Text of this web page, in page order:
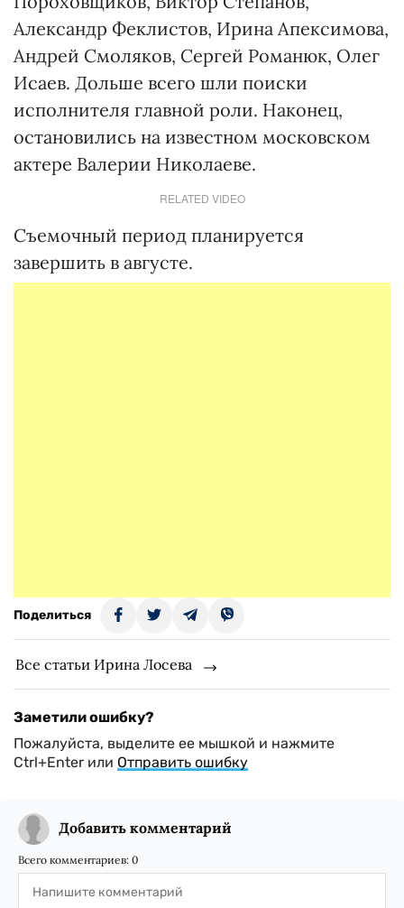
Александр Феклистов, Ирина Апексимова,
Андрей Смоляков, Сергей Романюк, Олег
Исаев. Дольше всего шли поиски
исполнителя главной роли. Наконец,
остановились на известном московском
актере Валерии Николаеве.
RELATED VIDEO
Съемочный период планируется
завершить в августе.
Поделиться
Все статьи Ирина Лосева
Заметили ошибку?
Пожалуйста, выделите ее мышкой и нажмите
Ctrl+Enter или Отправить ошибку
Добавить комментарий
Всего комментариев: 0